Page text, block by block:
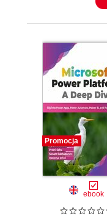
Promocja
ebook